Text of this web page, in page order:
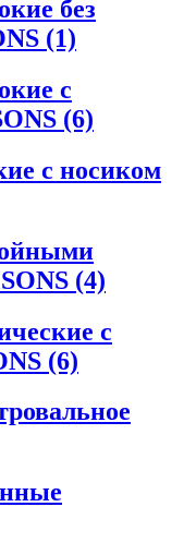
без
(1)
с
(6)
с носиком
(4)
с
(6)